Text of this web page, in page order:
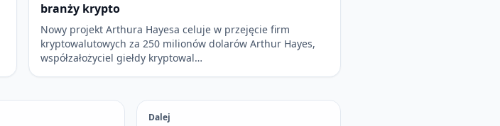
branży krypto
Nowy projekt Arthura Hayesa celuje w przejęcie firm
kryptowalutowych za 250 milionów dolarów Arthur Hayes,
współzałożyciel giełdy kryptowal…
Dalej